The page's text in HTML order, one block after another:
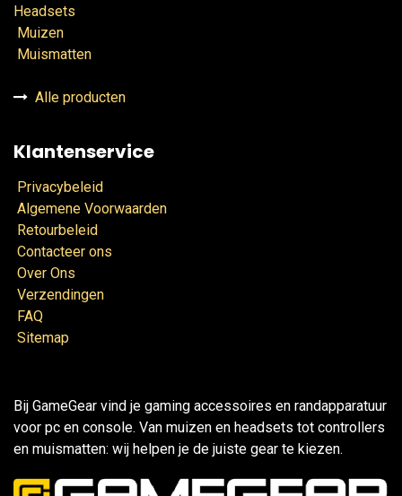
Headsets
Muizen
Muismatten
Alle producten
Klantenservice
Privacybeleid
Algemene Voorwaarden
Retourbeleid
Contacteer ons
Over Ons
Verzendingen
FAQ
Sitemap
Bij GameGear vind je gaming accessoires en randapparatuur
voor pc en console. Van muizen en headsets tot controllers
en muismatten: wij helpen je de juiste gear te kiezen.